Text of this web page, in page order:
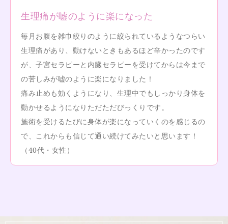
生理痛が嘘のように楽になった
毎月お腹を雑巾絞りのように絞られているようなつらい
生理痛があり、動けないときもあるほど辛かったのです
が、子宮セラピーと内臓セラピーを受けてからは今まで
の苦しみが嘘のように楽になりました！
痛み止めも効くようになり、生理中でもしっかり身体を
動かせるようになりただただびっくりです。
施術を受けるたびに身体が楽になっていくのを感じるの
で、これからも信じて通い続けてみたいと思います！
（40代・女性）